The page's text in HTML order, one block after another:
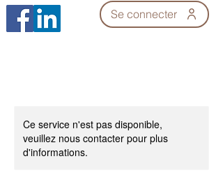
Se connecter
Ce service n'est pas disponible,
veuillez nous contacter pour plus
d'informations.